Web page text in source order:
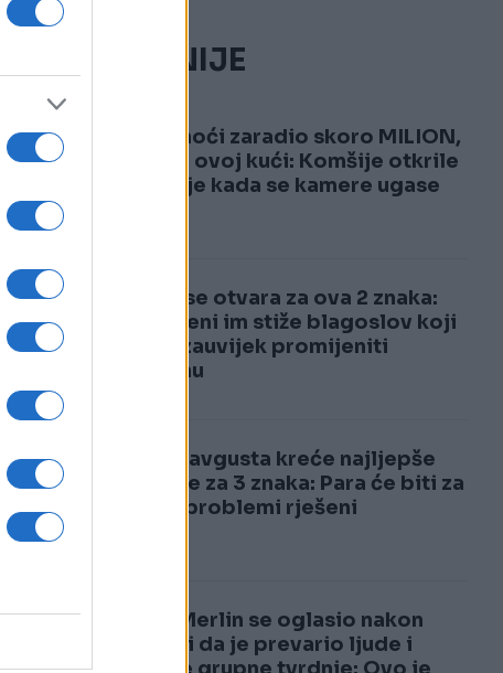
NAJČITANIJE
1
Za tri noći zaradio skoro MILION,
a živi u ovoj kući: Komšije otkrile
kakav je kada se kamere ugase
2
Nebo se otvara za ova 2 znaka:
Do jeseni im stiže blagoslov koji
će im zauvijek promijeniti
sudbinu
3
Od 15. avgusta kreće najljepše
vrijeme za 3 znaka: Para će biti za
sve, a problemi rješeni
Dino Merlin se oglasio nakon
tvrdnji da je prevario ljude i